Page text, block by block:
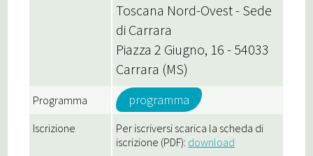
Toscana Nord-Ovest - Sede
di Carrara
Piazza 2 Giugno, 16 - 54033
Carrara (MS)
Programma programma
Iscrizione
Per iscriversi scarica la scheda di
iscrizione (PDF): download